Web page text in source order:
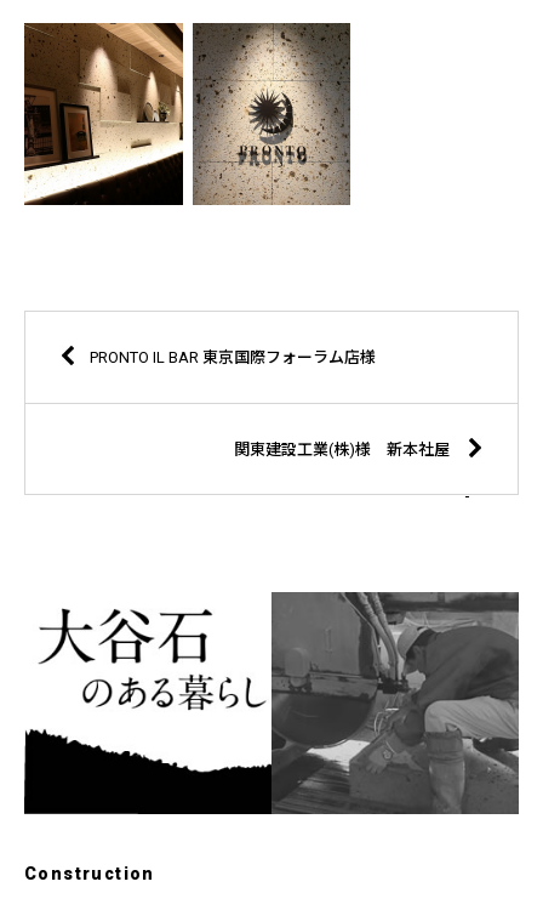
PRONTO IL BAR 東京国際フォーラム店様
関東建設工業(株)様 新本社屋
Construction